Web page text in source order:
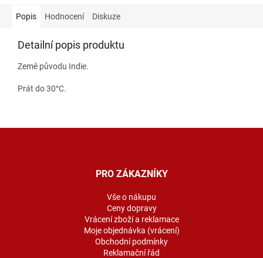
Popis Hodnocení Diskuze
Detailní popis produktu
Země původu Indie.
Prát do 30°C.
PRO ZÁKAZNÍKY
Vše o nákupu
Ceny dopravy
Vrácení zboží a reklamace
Moje objednávka (vrácení)
Obchodní podmínky
Reklamační řád